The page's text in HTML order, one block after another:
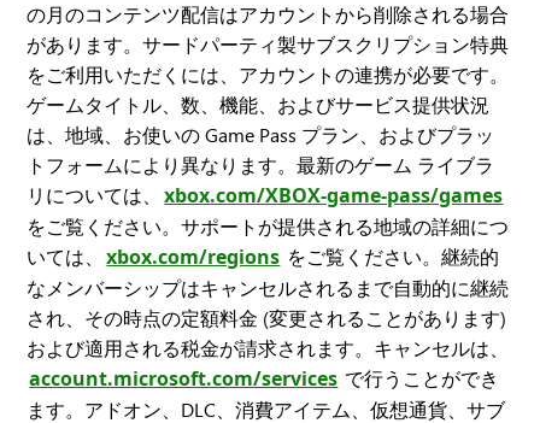
の月のコンテンツ配信はアカウントから削除される場合
があります。サードパーティ製サブスクリプション特典
をご利用いただくには、アカウントの連携が必要です。
ゲームタイトル、数、機能、およびサービス提供状況
は、地域、お使いの Game Pass プラン、およびプラッ
トフォームにより異なります。最新のゲーム ライブラ
リについては、 xbox.com/XBOX-game-pass/games
をご覧ください。サポートが提供される地域の詳細につ
いては、 xbox.com/regions をご覧ください。継続的
なメンバーシップはキャンセルされるまで自動的に継続
され、その時点の定額料金 (変更されることがあります)
および適用される税金が請求されます。キャンセルは、
account.microsoft.com/services で行うことができ
ます。アドオン、DLC、消費アイテム、仮想通貨、サブ